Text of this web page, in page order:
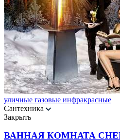
уличные газовые инфракрасные
Сантехника
Закрыть
ВАННАЯ КОМНАТА